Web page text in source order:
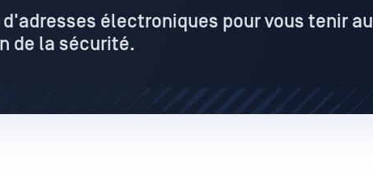
électroniques pour vous tenir au
de la sécurité.